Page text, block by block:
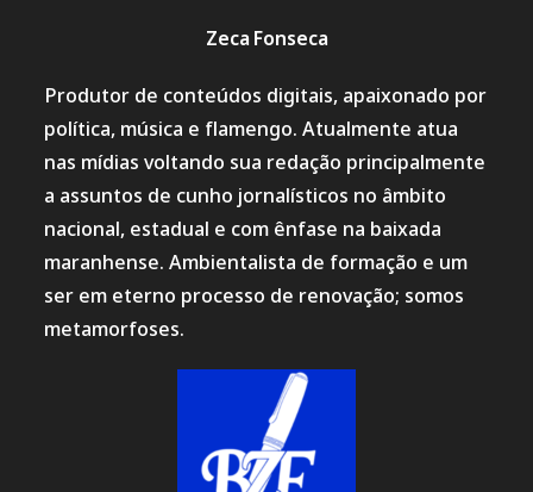
Zeca Fonseca
Produtor de conteúdos digitais, apaixonado por
política, música e flamengo. Atualmente atua
nas mídias voltando sua redação principalmente
a assuntos de cunho jornalísticos no âmbito
nacional, estadual e com ênfase na baixada
maranhense. Ambientalista de formação e um
ser em eterno processo de renovação; somos
metamorfoses.